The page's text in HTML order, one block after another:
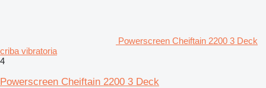
Powerscreen Cheiftain 2200 3 Deck
criba vibratoria
4
Powerscreen Cheiftain 2200 3 Deck